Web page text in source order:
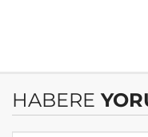
HABERE